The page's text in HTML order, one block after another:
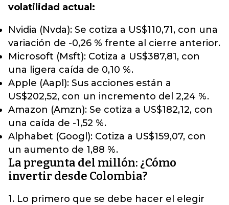
volatilidad actual:
Nvidia (Nvda): Se cotiza a US$110,71, con una
variación de -0,26 % frente al cierre anterior.
Microsoft (Msft): Cotiza a US$387,81, con
una ligera caída de 0,10 %.
Apple (Aapl): Sus acciones están a
US$202,52, con un incremento del 2,24 %.
Amazon (Amzn): Se cotiza a US$182,12, con
una caída de -1,52 %.
Alphabet (Googl): Cotiza a US$159,07, con
un aumento de 1,88 %.
La pregunta del millón: ¿Cómo
invertir desde Colombia?
1. Lo primero que se debe hacer el elegir